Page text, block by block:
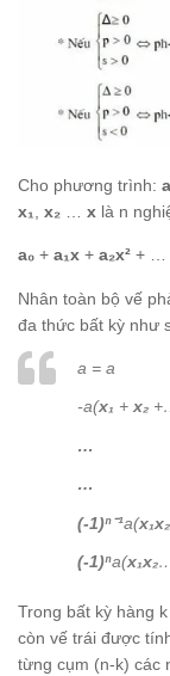
Cho phương trình:
x₁, x₂ … x là n
a₀ + a₁x + a₂x² + …
Nhân toàn bộ vế
đa thức bất kỳ như
a = a
-a(x₁ + x₂
…
…
(-1)ⁿ⁻¹a(x₁x₂
(-1)ⁿa(x₁x₂
Trong bất kỳ hàng
còn vế trái được
từng cụm (n-k) các